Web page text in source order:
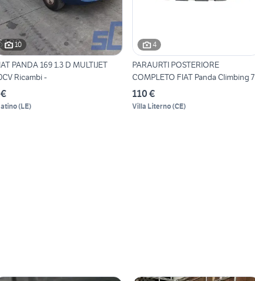
10
PANDA 169 1.3 D MULTIJET
Ricambi -
(LE)
4
PARAURTI POSTERIORE
COMPLETO FIAT Panda Climbing 7
110 €
Villa Literno(CE)